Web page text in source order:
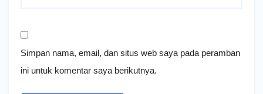
Simpan nama, email, dan situs web saya pada peramban
ini untuk komentar saya berikutnya.